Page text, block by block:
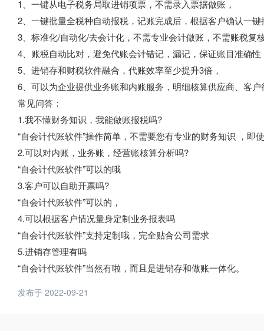
1、一键从电子税务局取进销项票，不需录入票据做账，
2、一键批量全税种自动报税，记账完成后，根据客户确认一
3、标准化/自动化/去会计化，不需专业会计做账，不需账税复
4、账税自动比对，避免代账会计错记，漏记，保证账目准确性
5、进销存和财税软件融合，代账效率至少提升3倍，
6、可以为企业提供业务账和内账服务，明细核算供应商、客
常见问答：
1.我不懂财务知识，我能做账报税吗?
“自会计代账软件”操作简单，不需要您有专业的财务知识 ，即
2.可以对内账，业务账，经营账核算分析吗?
“自会计代账软件”可以的哦
3.客户可以自助开票吗?
“自会计代账软件”可以的，
4.可以根据客户情况量身定制业务报表吗
“自会计代账软件”支持定制哦，完全贴合公司需求
5.进销存管理有吗
“自会计代账软件”当然有啦，而且是进销存和做账一体化。
发布于 2022-09-21